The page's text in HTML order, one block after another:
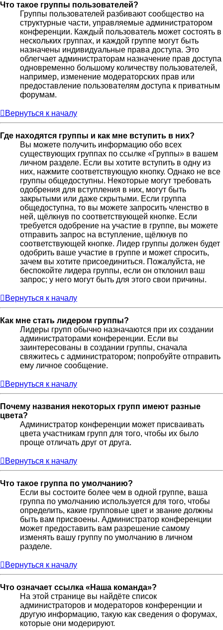
Что такое группы пользователей?
Группы пользователей разбивают сообщество на
структурные части, управляемые администратором
конференции. Каждый пользователь может состоять в
нескольких группах, и каждой группе могут быть
назначены индивидуальные права доступа. Это
облегчает администраторам назначение прав доступа
одновременно большому количеству пользователей,
например, изменение модераторских прав или
предоставление пользователям доступа к приватным
форумам.
Вернуться к началу
Где находятся группы и как мне вступить в них?
Вы можете получить информацию обо всех
существующих группах по ссылке «Группы» в вашем
личном разделе. Если вы хотите вступить в одну из
них, нажмите соответствующую кнопку. Однако не все
группы общедоступны. Некоторые могут требовать
одобрения для вступления в них, могут быть
закрытыми или даже скрытыми. Если группа
общедоступна, то вы можете запросить членство в
ней, щёлкнув по соответствующей кнопке. Если
требуется одобрение на участие в группе, вы можете
отправить запрос на вступление, щёлкнув по
соответствующей кнопке. Лидер группы должен будет
одобрить ваше участие в группе и может спросить,
зачем вы хотите присоединиться. Пожалуйста, не
беспокойте лидера группы, если он отклонил ваш
запрос; у него могут быть для этого свои причины.
Вернуться к началу
Как мне стать лидером группы?
Лидеры групп обычно назначаются при их создании
администраторами конференции. Если вы
заинтересованы в создании группы, сначала
свяжитесь с администратором; попробуйте отправить
ему личное сообщение.
Вернуться к началу
Почему названия некоторых групп имеют разные
цвета?
Администратор конференции может присваивать
цвета участникам групп для того, чтобы их было
проще отличать друг от друга.
Вернуться к началу
Что такое группа по умолчанию?
Если вы состоите более чем в одной группе, ваша
группа по умолчанию используется для того, чтобы
определить, какие групповые цвет и звание должны
быть вам присвоены. Администратор конференции
может предоставить вам разрешение самому
изменять вашу группу по умолчанию в личном
разделе.
Вернуться к началу
Что означает ссылка «Наша команда»?
На этой странице вы найдёте список
администраторов и модераторов конференции и
другую информацию, такую как сведения о форумах,
которые они модерируют.